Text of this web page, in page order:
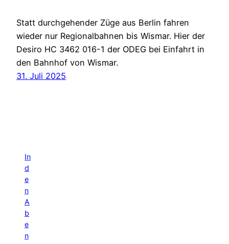
Statt durchgehender Züge aus Berlin fahren
wieder nur Regionalbahnen bis Wismar. Hier der
Desiro HC 3462 016-1 der ODEG bei Einfahrt in
den Bahnhof von Wismar.
31. Juli 2025
In
d
e
n
A
b
e
n